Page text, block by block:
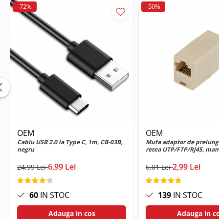
Cabluri USB tip C
Casti cu cablu
Casti wireless
Gadgets smartphone
Huse smartphone
Incarcatoare wireless
Incarcator auto
Incarcator priza retea
Lentile smartphone
Ochelari Virtuali pentru
smartphone
Smartphone
Stickers smartphone
Stylus pen
Suport auto
-72%
OEM
Cablu USB 2.0 la Type C, 1m, CB-03B,
negru
24,99 Lei6,99 Lei
60 IN STOC
Adauga in cos
-50%
OEM
Mufa adaptor de
retea UTP/FTP/RJ45,
6,01 Lei2,99 Lei
139 IN STOC
Adauga in